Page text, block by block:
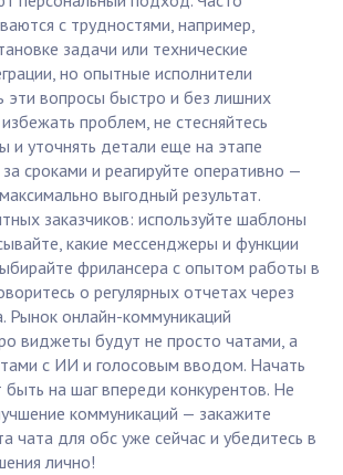
с трудностями, например,
задачи или технические
но опытные исполнители
эти вопросы быстро и без лишних
проблем, не стесняйтесь
и уточнять детали еще на этапе
сроками и реагируйте оперативно —
выгодный результат.
заказчиков: используйте шаблоны
какие мессенджеры и функции
фрилансера с опытом работы в
о регулярных отчетах через
Рынок онлайн-коммуникаций
виджеты будут не просто чатами, а
с ИИ и голосовым вводом. Начать
быть на шаг впереди конкурентов. Не
коммуникаций — закажите
чата для обс уже сейчас и убедитесь в
лично!